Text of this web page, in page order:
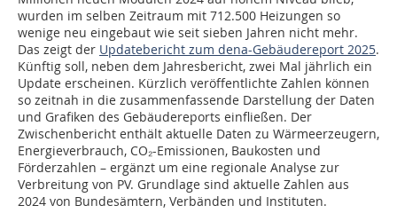
wurden im selben Zeitraum mit 712.500 Heizungen so
wenige neu eingebaut wie seit sieben Jahren nicht mehr.
Das zeigt der Updatebericht zum dena-Gebäudereport 2025.
Künftig soll, neben dem Jahresbericht, zwei Mal jährlich ein
Update erscheinen. Kürzlich veröffentlichte Zahlen können
so zeitnah in die zusammenfassende Darstellung der Daten
und Grafiken des Gebäudereports einfließen. Der
Zwischenbericht enthält aktuelle Daten zu Wärmeerzeugern,
Energieverbrauch, CO₂-Emissionen, Baukosten und
Förderzahlen – ergänzt um eine regionale Analyse zur
Verbreitung von PV. Grundlage sind aktuelle Zahlen aus
2024 von Bundesämtern, Verbänden und Instituten.